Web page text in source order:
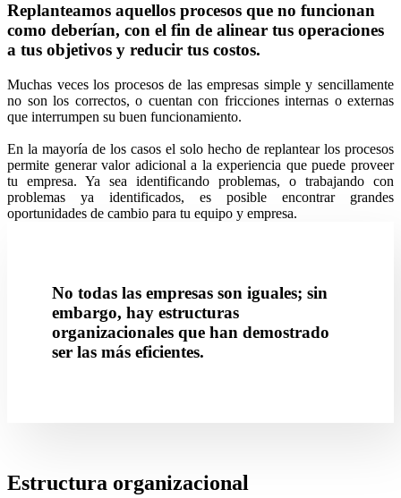
Replanteamos aquellos procesos que no funcionan
como deberían, con el fin de alinear tus operaciones
a tus objetivos y reducir tus costos.
Muchas veces los procesos de las empresas simple y sencillamente
no son los correctos, o cuentan con fricciones internas o externas
que interrumpen su buen funcionamiento.
En la mayoría de los casos el solo hecho de replantear los procesos
permite generar valor adicional a la experiencia que puede proveer
tu empresa. Ya sea identificando problemas, o trabajando con
problemas ya identificados, es posible encontrar grandes
oportunidades de cambio para tu equipo y empresa.
No todas las empresas son iguales; sin
embargo, hay estructuras
organizacionales que han demostrado
ser las más eficientes.
Estructura organizacional